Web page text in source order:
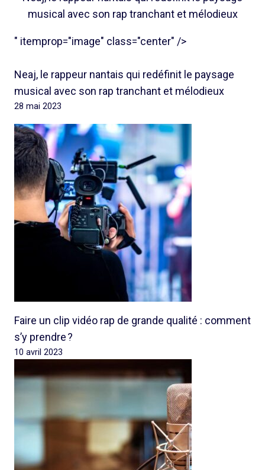
musical avec son rap tranchant et mélodieux
" itemprop="image" class="center" />
Neaj, le rappeur nantais qui redéfinit le paysage
musical avec son rap tranchant et mélodieux
28 mai 2023
Faire un clip vidéo rap de grande qualité : comment
s’y prendre ?
10 avril 2023